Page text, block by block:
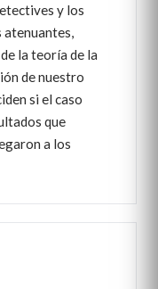
y los
la teoría de la
de nuestro
si el caso
que
a los